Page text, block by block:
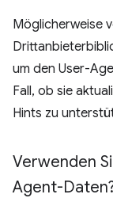
Möglicherweise
um den User-
Fall, ob sie
Hints zu
Verwenden
Agent-